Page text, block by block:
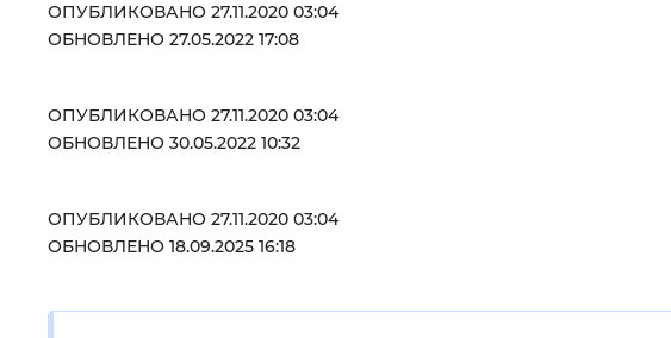
ОПУБЛИКОВАНО 27.11.2020 03:04
ОБНОВЛЕНО 27.05.2022 17:08
ОПУБЛИКОВАНО 27.11.2020 03:04
ОБНОВЛЕНО 30.05.2022 10:32
ОПУБЛИКОВАНО 27.11.2020 03:04
ОБНОВЛЕНО 18.09.2025 16:18